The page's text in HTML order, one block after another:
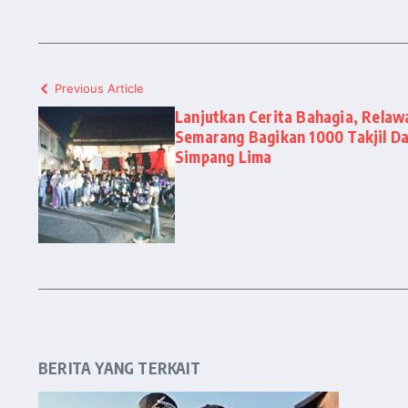
Previous Article
Lanjutkan Cerita Bahagia,
Semarang Bagikan 1000 Takjil
Simpang Lima
BERITA YANG TERKAIT